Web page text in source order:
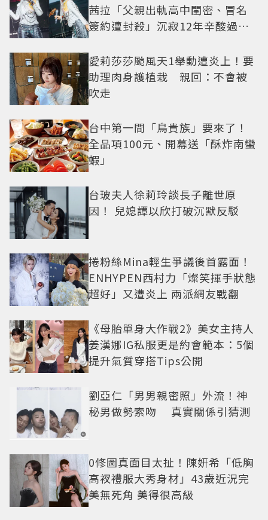
茜拉「父親出軌高中閨密、冒名
簽約遭封殺」沉寂12年辛酸過往
愛莉莎莎颱風天1舉動遭炎上！要
助理肉身護植栽 親回：不會被
吹走
台中第一間「鳥貴族」要來了！
全品項100元、開幕送「酥炸南蠻
蝦」
台玻夫人徐莉玲談長子離世原
因！ 兒媳譚以欣打破沉默反駁
捲粉絲Mina輕生爭議後首露面！
ENHYPEN西村力「燦笑揮手狀態
超好」又遭炎上 兩派網友戰翻
《母胎單身大作戰2》美女主持人
姜漢娜IG私服更是約會範本：5個
提升氣質穿搭Tips公開
劉亞仁「男男親密照」外流！神
秘男做勢索吻 真實關係引猜測
0修圖真面目太扯！陳妍希「低胸
高衩禮服大秀身材」43歲近況完
美無死角 美得很高級